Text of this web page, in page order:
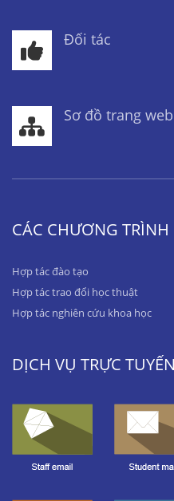
Đối tác
Sơ đồ trang web
CÁC CHƯƠNG TRÌNH
Hợp tác đào tạo
Hợp tác trao đổi học thuật
Hợp tác nghiên cứu khoa học
DỊCH VỤ TRỰC TUYẾN